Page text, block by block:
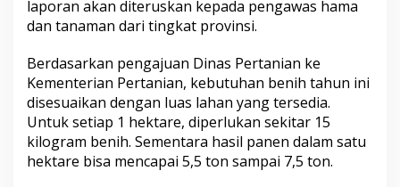
laporan akan diteruskan kepada pengawas hama
dan tanaman dari tingkat provinsi.
Berdasarkan pengajuan Dinas Pertanian ke
Kementerian Pertanian, kebutuhan benih tahun ini
disesuaikan dengan luas lahan yang tersedia.
Untuk setiap 1 hektare, diperlukan sekitar 15
kilogram benih. Sementara hasil panen dalam satu
hektare bisa mencapai 5,5 ton sampai 7,5 ton.